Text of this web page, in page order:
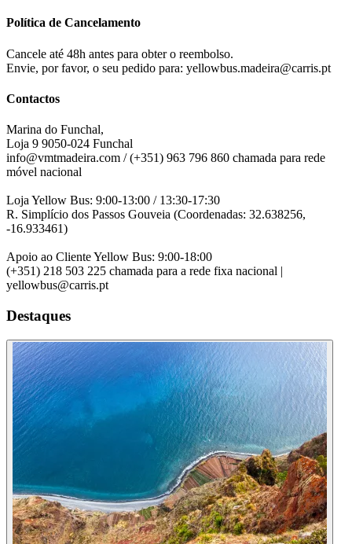
Política de Cancelamento
Cancele até 48h antes para obter o reembolso.
Envie, por favor, o seu pedido para: yellowbus.madeira@carris.pt
Contactos
Marina do Funchal,
Loja 9 9050-024 Funchal
info@vmtmadeira.com / (+351) 963 796 860 chamada para rede
móvel nacional
Loja Yellow Bus: 9:00-13:00 / 13:30-17:30
R. Simplício dos Passos Gouveia (Coordenadas: 32.638256,
-16.933461)
Apoio ao Cliente Yellow Bus: 9:00-18:00
(+351) 218 503 225 chamada para a rede fixa nacional |
yellowbus@carris.pt
Destaques